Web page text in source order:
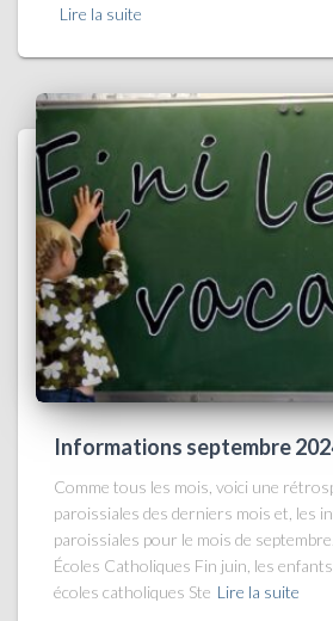
Lire la suite
Informations septembre
Comme tous les mois, voici une
paroissiales des derniers mois et, les
paroissiales pour le mois de
Écoles Catholiques Fin juin, les
écoles catholiques Ste Lire la suite